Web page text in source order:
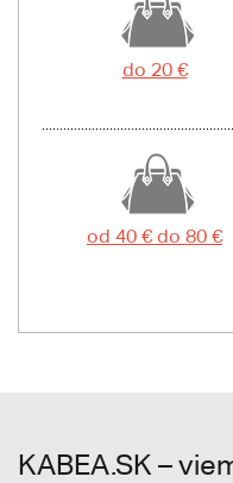
do 20 €
od 40 € do 80 €
KABEA.SK –